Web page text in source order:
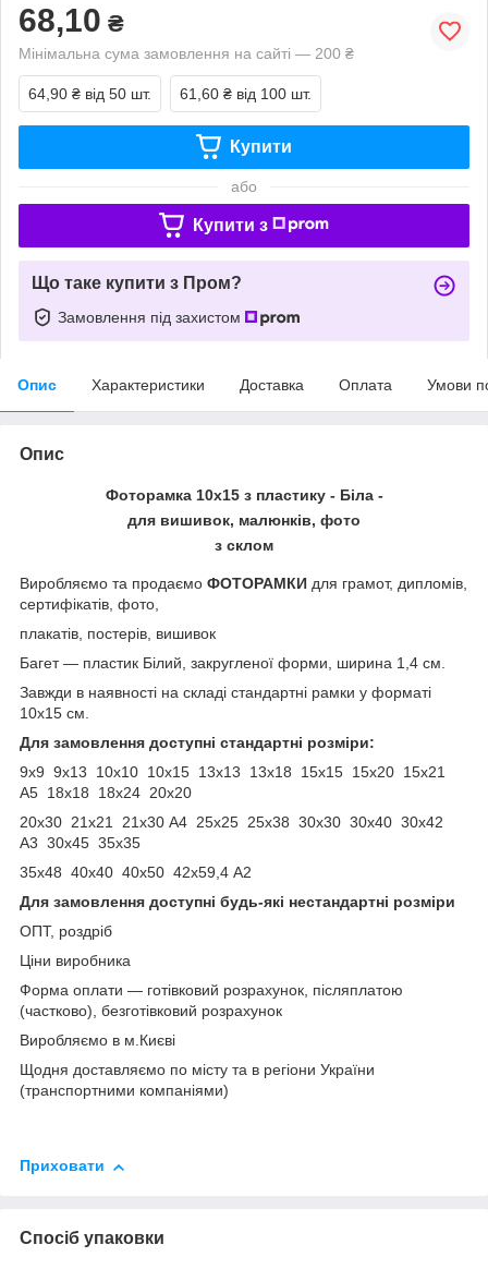
68,10 ₴
Мінімальна сума замовлення на сайті — 200 ₴
64,90 ₴ від 50 шт. 61,60 ₴ від 100 шт.
Купити
або
Купити з
Що таке купити з Пром?
Замовлення під захистом
Опис Характеристики Доставка Оплата Умови
Опис
Фоторамка 10х15 з пластику - Біла -
для вишивок, малюнків, фото
з склом
Виробляємо та продаємо ФОТОРАМКИ для грамот, дипломів,
сертифікатів, фото,
плакатів, постерів, вишивок
Багет ― пластик Білий, закругленої форми, ширина 1,4 см.
Завжди в наявності на складі стандартні рамки у форматі
10х15 см.
Для замовлення доступні стандартні розміри:
9х9 9х13 10х10 10х15 13х13 13х18 15х15 15х20 15х21
А5 18х18 18х24 20х20
20х30 21х21 21х30 А4 25х25 25х38 30х30 30х40 30х42
А3 30х45 35х35
35х48 40х40 40х50 42х59,4 А2
Для замовлення доступні будь-які нестандартні розміри
ОПТ, роздріб
Ціни виробника
Форма оплати ― готівковий розрахунок, післяплатою
(частково), безготівковий розрахунок
Виробляємо в м.Києві
Щодня доставляємо по місту та в регіони України
(транспортними компаніями)
Приховати
Спосіб упаковки